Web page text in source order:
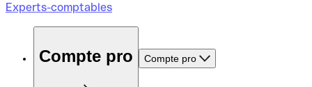
Experts-comptables
Compte pro Compte pro